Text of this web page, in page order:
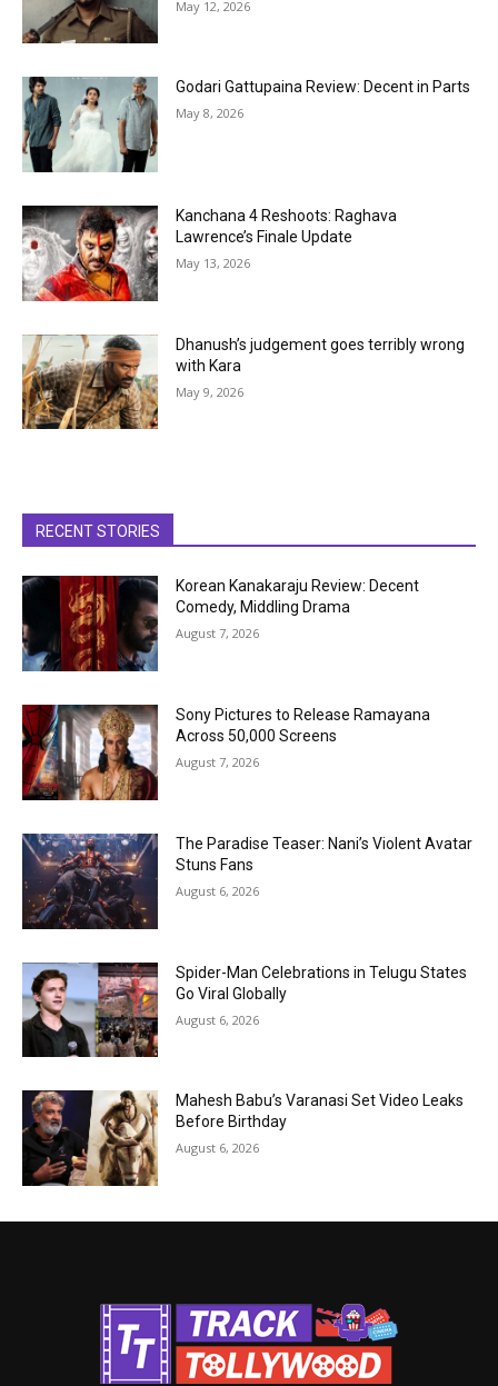
May 12, 2026
Godari Gattupaina Review: Decent in Parts
May 8, 2026
Kanchana 4 Reshoots: Raghava
Lawrence’s Finale Update
May 13, 2026
Dhanush’s judgement goes terribly wrong
with Kara
May 9, 2026
RECENT STORIES
Korean Kanakaraju Review: Decent
Comedy, Middling Drama
August 7, 2026
Sony Pictures to Release Ramayana
Across 50,000 Screens
August 7, 2026
The Paradise Teaser: Nani’s Violent Avatar
Stuns Fans
August 6, 2026
Spider-Man Celebrations in Telugu States
Go Viral Globally
August 6, 2026
Mahesh Babu’s Varanasi Set Video Leaks
Before Birthday
August 6, 2026